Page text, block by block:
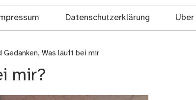
Datenschutzerklärung
Gedanken,Was läuft bei mir
mir?